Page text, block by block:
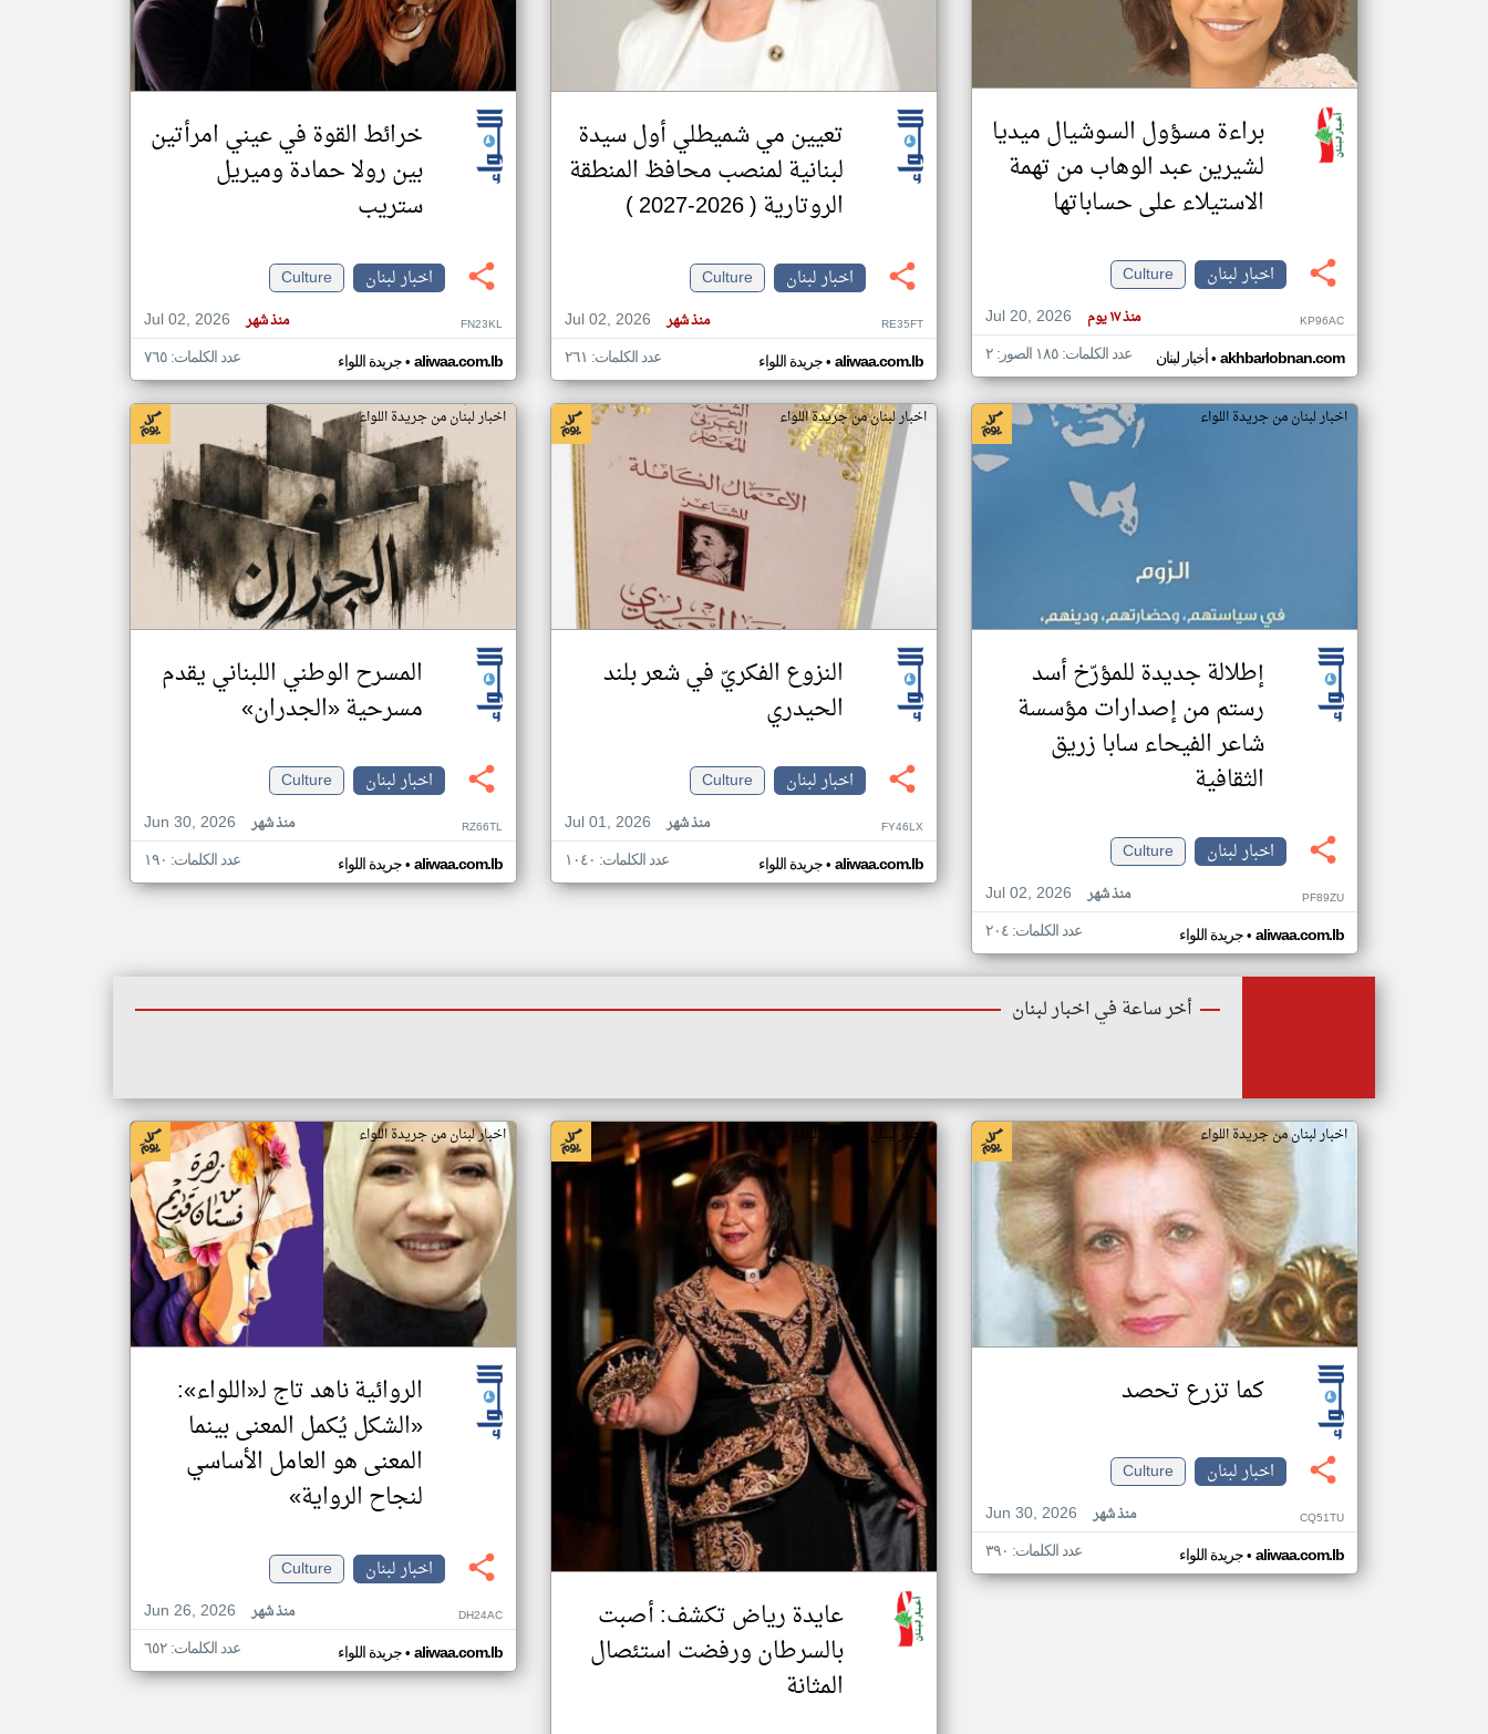
تغيير الدولة
اخبار لبنان على مدار الساعة
أهم اخبار لبنان العاجلة والمباشرة
براءة مسؤول السوشيال ميديا
لشيرين عبد الوهاب من تهمة
الاستيلاء على حساباتها
اخبار لبنان
Culture
Jul 20, 2026
منذ ١٧ يوم KP96AC
أخبار لبنان• akhbarlobnan.com عدد الكلمات: ١٨٥ الصور: ٢
تعيين مي شميطلي أول سيدة
لبنانية لمنصب محافظ المنطقة
الروتارية ( 2026-2027 )
اخبار لبنان
Culture
Jul 02, 2026
منذ شهر RE35FT
جريدة اللواء• aliwaa.com.lb عدد الكلمات: ٢٦١
خرائط القوة في عيني امرأتين
بين رولا حمادة وميريل
ستريب
اخبار لبنان
Culture
Jul 02, 2026
منذ شهر FN23KL
جريدة اللواء• aliwaa.com.lb عدد الكلمات: ٧٦٥
اخبار لبنان من جريدة اللواء
إطلالة جديدة للمؤرّخ أسد
رستم من إصدارات مؤسسة
شاعر الفيحاء سابا زريق
الثقافية
اخبار لبنان
Culture
Jul 02, 2026
منذ شهر PF89ZU
جريدة اللواء• aliwaa.com.lb عدد الكلمات: ٢٠٤
اخبار لبنان من جريدة اللواء
النزوع الفكريّ في شعر بلند
الحيدري
اخبار لبنان
Culture
Jul 01, 2026
منذ شهر FY46LX
جريدة اللواء• aliwaa.com.lb عدد الكلمات: ١٠٤٠
اخبار لبنان من جريدة اللواء
المسرح الوطني اللبناني يقدم
مسرحية «الجدران»
اخبار لبنان
Culture
Jun 30, 2026
منذ شهر RZ66TL
جريدة اللواء• aliwaa.com.lb عدد الكلمات: ١٩٠
أخر ساعة في اخبار لبنان
اخبار لبنان من جريدة اللواء
كما تزرع تحصد
اخبار لبنان
Culture
Jun 30, 2026
منذ شهر CQ51TU
جريدة اللواء• aliwaa.com.lb عدد الكلمات: ٣٩٠
اخبار لبنان من أخبار لبنان
عايدة رياض تكشف: أصبت
بالسرطان ورفضت استئصال
المثانة
اخبار لبنان من جريدة اللواء
الروائية ناهد تاج لـ«اللواء»:
«الشكل يُكمل المعنى بينما
المعنى هو العامل الأساسي
لنجاح الرواية»
اخبار لبنان
Culture
Jun 26, 2026
منذ شهر DH24AC
جريدة اللواء• aliwaa.com.lb عدد الكلمات: ٦٥٢
klyoum.com